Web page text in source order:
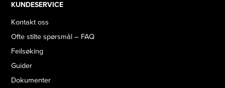
KUNDESERVICE
Kontakt oss
Ofte stilte spørsmål – FAQ
Feilsøking
Guider
Dokumenter